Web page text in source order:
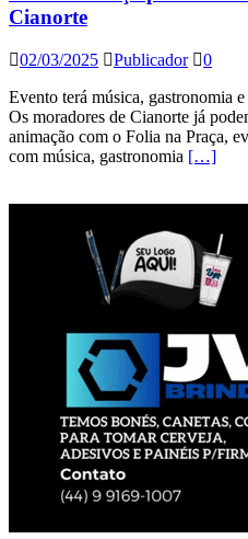
Cianorte
02/03/2025 Publicador
0
Evento terá música, gastronomia
Os moradores de Cianorte já
animação com o Folia na Praça,
com música, gastronomia […]